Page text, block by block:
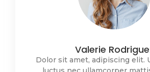
Valerie
Dolor sit amet, adipiscing elit.